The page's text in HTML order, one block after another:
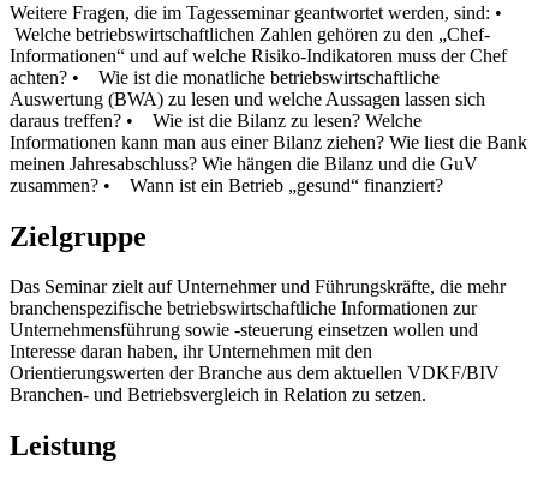
Weitere Fragen, die im Tagesseminar geantwortet werden, sind: •
Welche betriebswirtschaftlichen Zahlen gehören zu den „Chef-
Informationen“ und auf welche Risiko-Indikatoren muss der Chef
achten? • Wie ist die monatliche betriebswirtschaftliche
Auswertung (BWA) zu lesen und welche Aussagen lassen sich
daraus treffen? • Wie ist die Bilanz zu lesen? Welche
Informationen kann man aus einer Bilanz ziehen? Wie liest die Bank
meinen Jahresabschluss? Wie hängen die Bilanz und die GuV
zusammen? • Wann ist ein Betrieb „gesund“ finanziert?
Zielgruppe
Das Seminar zielt auf Unternehmer und Führungskräfte, die mehr
branchenspezifische betriebswirtschaftliche Informationen zur
Unternehmensführung sowie -steuerung einsetzen wollen und
Interesse daran haben, ihr Unternehmen mit den
Orientierungswerten der Branche aus dem aktuellen VDKF/BIV
Branchen- und Betriebsvergleich in Relation zu setzen.
Leistung